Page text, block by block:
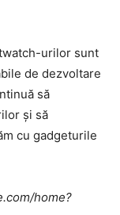
urilor sunt
de dezvoltare
să
și să
cu gadgeturile
home?